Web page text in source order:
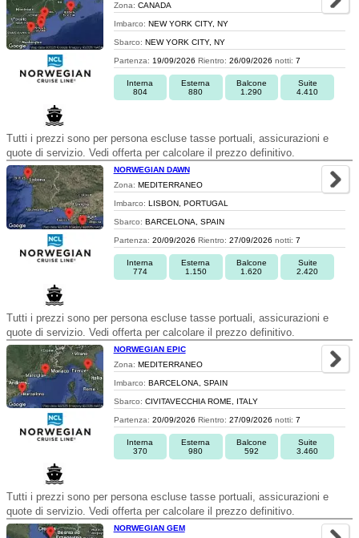
Zona: CANADA
Imbarco: NEW YORK CITY, NY
Sbarco: NEW YORK CITY, NY
Partenza: 19/09/2026 Rientro: 26/09/2026 notti: 7
Interna
804
Esterna
880
Balcone
1.290
Suite
4.410
Tutti i prezzi sono per persona escluse tasse portuali, assicurazioni e
quote di servizio. Vedi offerta per calcolare il prezzo definitivo.
NORWEGIAN DAWN
Zona: MEDITERRANEO
Imbarco: LISBON, PORTUGAL
Sbarco: BARCELONA, SPAIN
Partenza: 20/09/2026 Rientro: 27/09/2026 notti: 7
Interna
774
Esterna
1.150
Balcone
1.620
Suite
2.420
Tutti i prezzi sono per persona escluse tasse portuali, assicurazioni e
quote di servizio. Vedi offerta per calcolare il prezzo definitivo.
NORWEGIAN EPIC
Zona: MEDITERRANEO
Imbarco: BARCELONA, SPAIN
Sbarco: CIVITAVECCHIA ROME, ITALY
Partenza: 20/09/2026 Rientro: 27/09/2026 notti: 7
Interna
370
Esterna
980
Balcone
592
Suite
3.460
Tutti i prezzi sono per persona escluse tasse portuali, assicurazioni e
quote di servizio. Vedi offerta per calcolare il prezzo definitivo.
NORWEGIAN GEM